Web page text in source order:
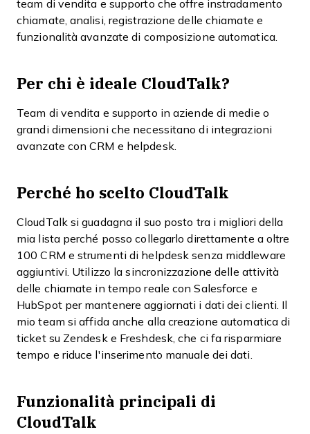
team di vendita e supporto che offre instradamento
chiamate, analisi, registrazione delle chiamate e
funzionalità avanzate di composizione automatica.
Per chi è ideale CloudTalk?
Team di vendita e supporto in aziende di medie o
grandi dimensioni che necessitano di integrazioni
avanzate con CRM e helpdesk.
Perché ho scelto CloudTalk
CloudTalk si guadagna il suo posto tra i migliori della
mia lista perché posso collegarlo direttamente a oltre
100 CRM e strumenti di helpdesk senza middleware
aggiuntivi. Utilizzo la sincronizzazione delle attività
delle chiamate in tempo reale con Salesforce e
HubSpot per mantenere aggiornati i dati dei clienti. Il
mio team si affida anche alla creazione automatica di
ticket su Zendesk e Freshdesk, che ci fa risparmiare
tempo e riduce l'inserimento manuale dei dati.
Funzionalità principali di
CloudTalk